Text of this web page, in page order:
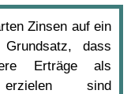
Zinsen auf ein
Grundsatz, dass
Erträge als
erzielen sind